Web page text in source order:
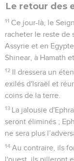
Le retour des
11 Ce jour-là, le
racheter le reste de
Assyrie et en
Shinear, à Hamath
12 Il dressera un
exilés d'Israël et
coins de la terre.
13 La jalousie
seront éliminés ;
ne sera plus
14 Au contraire, ils
l'ouest, ils pilleront